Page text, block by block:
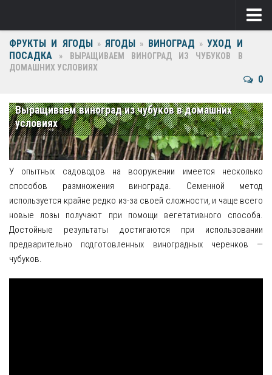
Ягоды
Виноград
Крыжовник
Малина
Фрукты
Груша
Ежевика
Слива
ФРУКТЫ И ЯГОДЫ » ЯГОДЫ » ВИНОГРАД » УХОД И
ПОСАДКА »
ВЫРАЩИВАЕМ ВИНОГРАД ИЗ ЧУБУКОВ В
ДОМАШНИХ УСЛОВИЯХ
0
Выращиваем виноград из чубуков в домашних
условиях
У опытных садоводов на вооружении имеется несколько
способов размножения винограда. Семенной метод
используется крайне редко из-за своей сложности, и чаще всего
новые лозы получают при помощи вегетативного способа.
Достойные результаты достигаются при использовании
предварительно подготовленных виноградных черенков —
чубуков.